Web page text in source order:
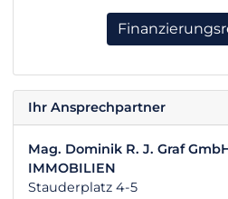
Ihr Ansprechpartner
Mag. Dominik R. J. Graf
IMMOBILIEN
Stauderplatz 4-5